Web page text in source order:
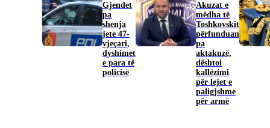
Gjendet
pa
shenja
jete 47-
vjeçari,
dyshimet
e para të
policisë
Akuzat e
mëdha të
Toshkovskit
përfunduan
pa
aktakuzë,
dështoi
kallëzimi
për lejet e
paligjshme
për armë